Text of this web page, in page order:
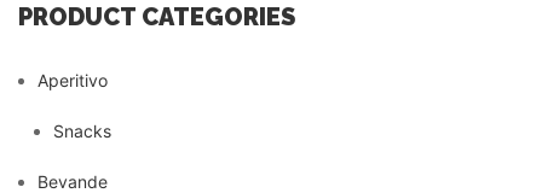
PRODUCT CATEGORIES
Aperitivo
Snacks
Bevande